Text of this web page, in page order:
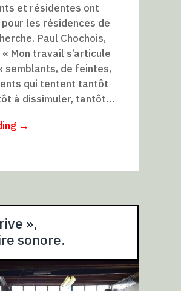
et résidentes ont
les résidences de
Paul Chochois,
Mon travail s’articule
semblants, de feintes,
qui tentent tantôt
à dissimuler, tantôt…
→
»,
sonore.